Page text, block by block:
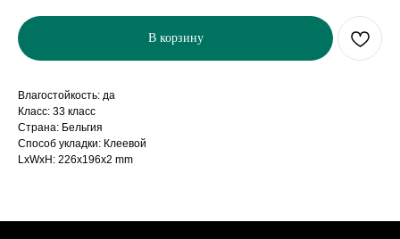
В корзину
Влагостойкость: да
Класс: 33 класс
Страна: Бельгия
Способ укладки: Клеевой
LxWxH: 226x196x2 mm